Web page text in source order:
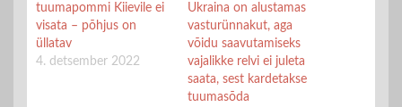
tuumapommi Kiievile ei
visata – põhjus on
üllatav
4. detsember 2022
Ukraina on alustamas
vasturünnakut, aga
võidu saavutamiseks
vajalikke relvi ei juleta
saata, sest kardetakse
tuumasõda